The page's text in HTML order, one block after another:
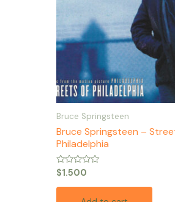
Bruce Springsteen
Bruce Springsteen –
Philadelphia
Rated
0
out
$1.500